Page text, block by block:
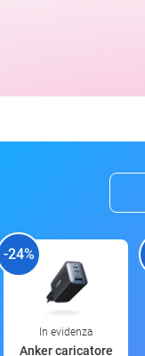
-24%
In evidenza
Anker caricatore